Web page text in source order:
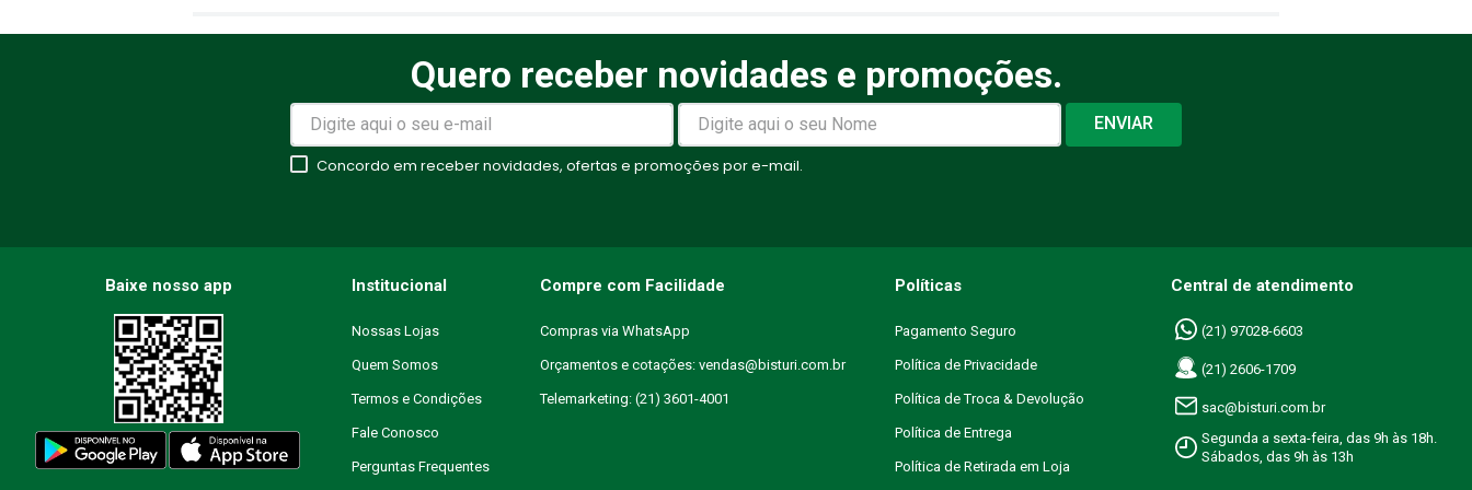
Avalie o produto de 1 a 5 estrelas
★★
Seu nome
Escreva uma avaliação
Quero receber novidades e promoções.
ENVIAR
Concordo em receber novidades, ofertas e promoções por e-mail.
Baixe nosso app Institucional
Nossas Lojas
Quem Somos
Termos e Condições
Fale Conosco
Perguntas Frequentes
Compre com Facilidade
Compras via WhatsApp
Orçamentos e cotações: vendas@bisturi.com.br
Telemarketing: (21) 3601-4001
Políticas
Pagamento Seguro
Política de Privacidade
Política de Troca & Devolução
Política de Entrega
Política de Retirada em Loja
Central de atendimento
(21) 97028-6603
(21) 2606-1709
sac@bisturi.com.br
Segunda a sexta-feira, das 9h às 18h.
Sábados, das 9h às 13h